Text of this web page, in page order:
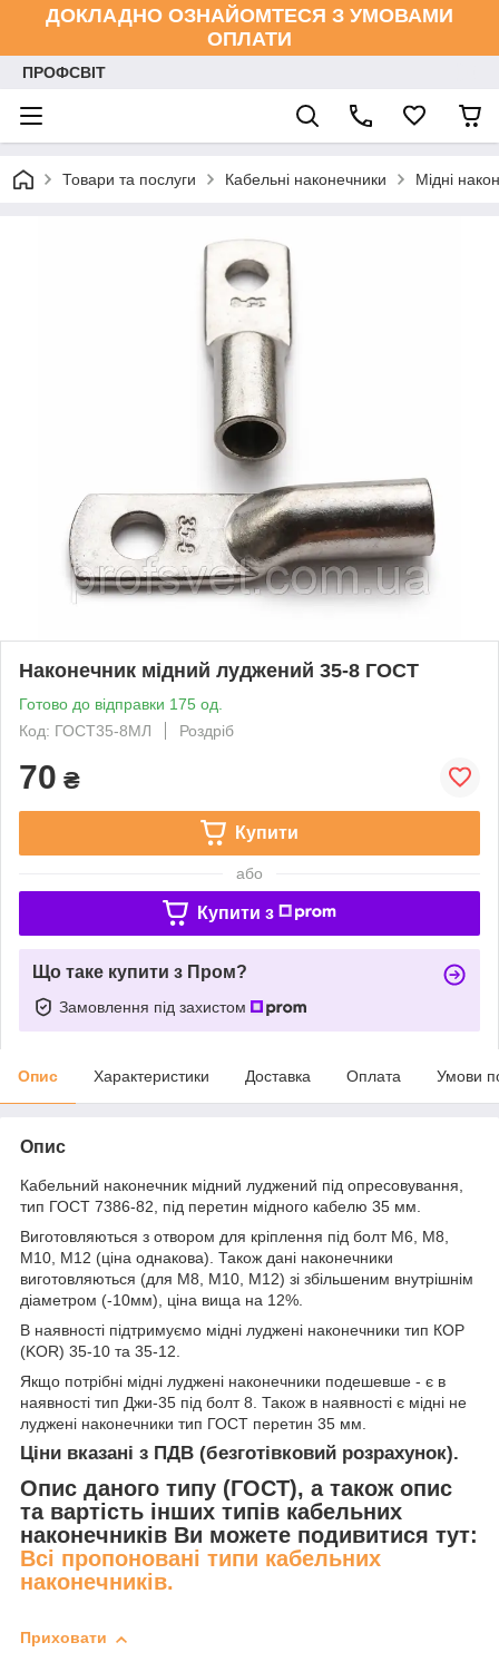
ДОКЛАДНО ОЗНАЙОМТЕСЯ З УМОВАМИ
ОПЛАТИ
ПРОФСВІТ
Товари та послуги Кабельні наконечники Мідні
Наконечник мідний луджений 35-8 ГОСТ
Готово до відправки 175 од.
Код: ГОСТ35-8МЛ
Роздріб
70 ₴
Купити
або
Купити з
Що таке купити з Пром?
Замовлення під захистом
Опис Характеристики Доставка Оплата Умови
Опис
Кабельний наконечник мідний луджений під опресовування,
тип ГОСТ 7386-82, під перетин мідного кабелю 35 мм.
Виготовляються з отвором для кріплення під болт М6, М8,
М10, М12 (ціна однакова). Також дані наконечники
виготовляються (для М8, М10, М12) зі збільшеним внутрішнім
діаметром (-10мм), ціна вища на 12%.
В наявності підтримуємо мідні луджені наконечники тип КОР
(KOR) 35-10 та 35-12.
Якщо потрібні мідні луджені наконечники подешевше - є в
наявності тип Джи-35 під болт 8. Також в наявності є мідні не
луджені наконечники тип ГОСТ перетин 35 мм.
Ціни вказані з ПДВ (безготівковий розрахунок).
Опис даного типу (ГОСТ), а також опис
та вартість інших типів кабельних
наконечників Ви можете подивитися тут:
Всі пропоновані типи кабельних
наконечників.
Приховати